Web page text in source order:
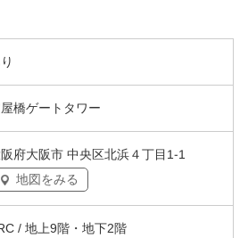
橋ゲートタワー
府大阪市 中央区北浜４丁目1-1
地図をみる
/ 地上9階・地下2階